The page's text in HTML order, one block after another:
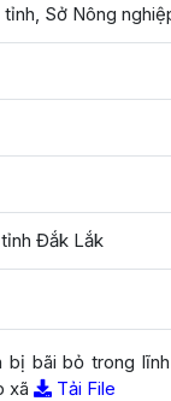
Sở Nông
Đắk Lắk
bãi bỏ trong
xã
Tải File